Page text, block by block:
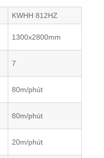
KWHH 812HZ
1300x2800mm
7
80m/phút
80m/phút
20m/phút